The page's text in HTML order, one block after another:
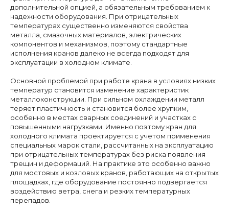
дополнительной опцией, а обязательным требованием к
надежности оборудования. При отрицательных
температурах существенно изменяются свойства
металла, смазочных материалов, электрических
компонентов и механизмов, поэтому стандартные
исполнения кранов далеко не всегда подходят для
эксплуатации в холодном климате.
Основной проблемой при работе крана в условиях низких
температур становится изменение характеристик
металлоконструкции. При сильном охлаждении металл
теряет пластичность и становится более хрупким,
особенно в местах сварных соединений и участках с
повышенными нагрузками. Именно поэтому кран для
холодного климата проектируется с учетом применения
специальных марок стали, рассчитанных на эксплуатацию
при отрицательных температурах без риска появления
трещин и деформаций. На практике это особенно важно
для мостовых и козловых кранов, работающих на открытых
площадках, где оборудование постоянно подвергается
воздействию ветра, снега и резких температурных
перепадов.